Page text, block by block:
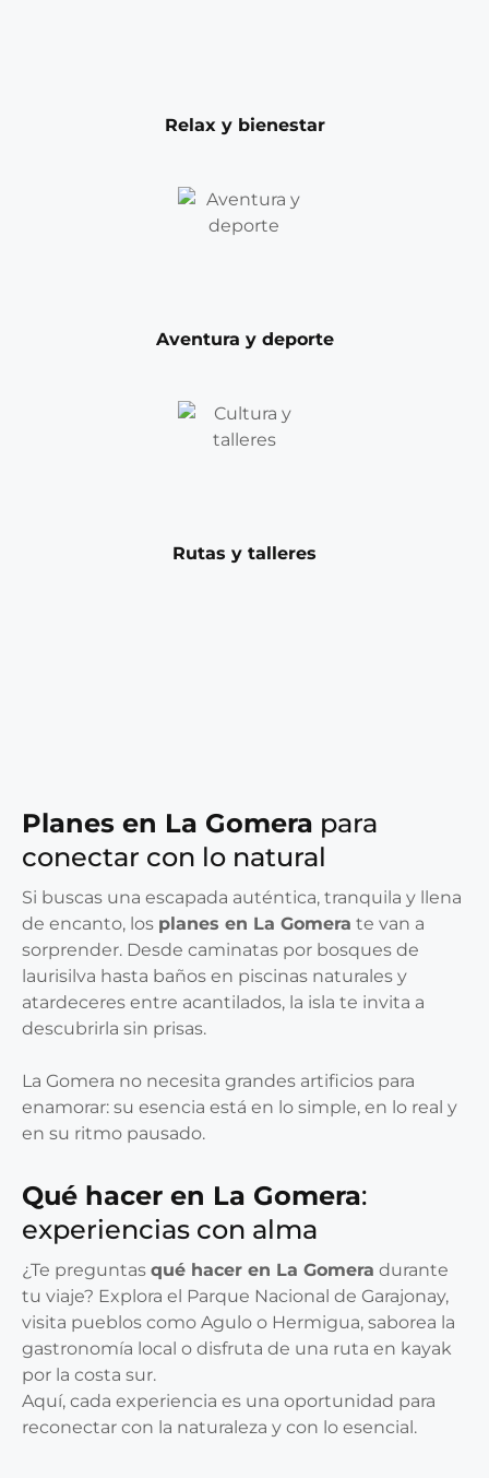
Relax y bienestar
Aventura y deporte
Rutas y talleres
Planes en La Gomera para
conectar con lo natural
Si buscas una escapada auténtica, tranquila y llena
de encanto, los planes en La Gomera te van a
sorprender. Desde caminatas por bosques de
laurisilva hasta baños en piscinas naturales y
atardeceres entre acantilados, la isla te invita a
descubrirla sin prisas.
La Gomera no necesita grandes artificios para
enamorar: su esencia está en lo simple, en lo real y
en su ritmo pausado.
Qué hacer en La Gomera:
experiencias con alma
¿Te preguntas qué hacer en La Gomera durante
tu viaje? Explora el Parque Nacional de Garajonay,
visita pueblos como Agulo o Hermigua, saborea la
gastronomía local o disfruta de una ruta en kayak
por la costa sur.
Aquí, cada experiencia es una oportunidad para
reconectar con la naturaleza y con lo esencial.